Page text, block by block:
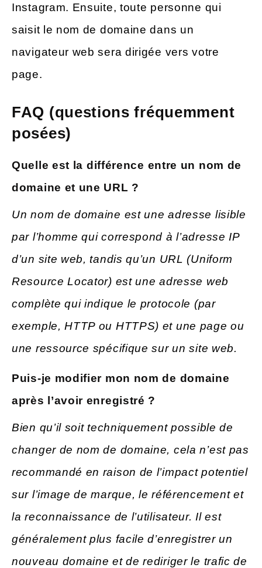
Instagram. Ensuite, toute personne qui
saisit le nom de domaine dans un
navigateur web sera dirigée vers votre
page.
FAQ (questions fréquemment
posées)
Quelle est la différence entre un nom de
domaine et une URL ?
Un nom de domaine est une adresse lisible
par l’homme qui correspond à l’adresse IP
d’un site web, tandis qu’un URL (Uniform
Resource Locator) est une adresse web
complète qui indique le protocole (par
exemple, HTTP ou HTTPS) et une page ou
une ressource spécifique sur un site web.
Puis-je modifier mon nom de domaine
après l’avoir enregistré ?
Bien qu’il soit techniquement possible de
changer de nom de domaine, cela n’est pas
recommandé en raison de l’impact potentiel
sur l’image de marque, le référencement et
la reconnaissance de l’utilisateur. Il est
généralement plus facile d’enregistrer un
nouveau domaine et de rediriger le trafic de